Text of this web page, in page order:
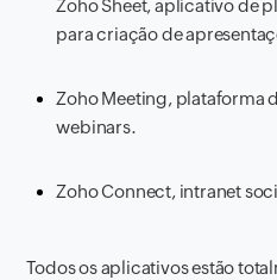
Zoho Sheet, aplicativo de
para criação de
Zoho Meeting, plataforma
webinars.
Zoho Connect, intranet
Todos os aplicativos estão